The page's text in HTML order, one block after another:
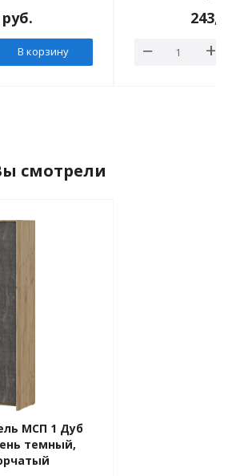
руб.
В корзину
смотрели
МСП 1 Дуб
темный,